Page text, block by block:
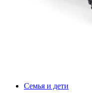
Семья и дети